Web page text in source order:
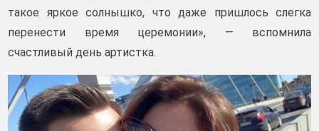
такое яркое солнышко, что даже пришлось слегка
перенести время церемонии», — вспомнила
счастливый день артистка.